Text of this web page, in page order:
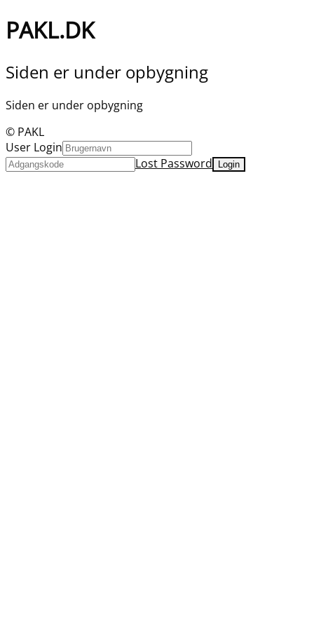
PAKL.DK
Siden er under opbygning
Siden er under opbygning
© PAKL
User Login
Lost Password